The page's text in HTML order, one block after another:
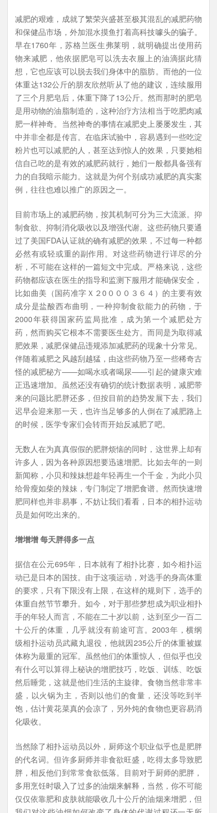
减肥的艰难，成就了繁荣兴盛甚至极其混乱的减肥药物
和保健品市场，外加混水摸鱼打着高科技噱头的骗子。
早在1760年，苏格兰医生弗莱明，就明确提出使用药
物来减肥，他依据肥皂可以洗去衣服上的油滴据此猜
想，它也应该可以脱去我们身体中的脂肪。而他的一位
体重达132公斤的朋友欣然听从了他的建议，连续服用
了三个月肥皂后，体重下降了13公斤。然而那时的肥皂
是用动物的油脂制造的，这种治疗方法相当于吃肥肉减
肥一样神奇。当然神奇的事情在减肥史上屡屡发生，其
中并非全都是传言。在临床试验中，容易遇到一些吃淀
粉片也可以减肥的人，甚至达到惊人的效果，只要她相
信自己吃的是有效的减肥药就行，她们一般都具备强有
力的自我暗示能力。这就是为何个别成功减肥的真实案
例，往往也难以推广的原因之一。
目前市场上的减肥药物，按其机制可分为三大流派。抑
制食欲、抑制消化吸收以及增强代谢。这些药物只要通
过了美国FDA认证就的确有减肥的效果，不过每一种都
必然有或轻或重的副作用。对这些药物进行详尽的分
析，不可能在这样的一篇短文中完成。严格来说，这些
药物都应该在医生的指导和监测下服用才能确保安全，
比如曲美（国药准字Ｘ２0０００３６４）的主要有效
成分是盐酸西布曲明，一种抑制食欲能力的药物，于
2000年获得国家药监局批准，成为第一个减肥处方
药，然而购买它根本不需要医生处方。而同是为取得减
肥效果，减肥保健品违规添加减肥药的现象十分常见。
伴随着减肥之风越刮越猛，由这些药物乃至一些稀奇古
怪的减肥秘方——如喝水或者喝尿——引起的健康灾难
正迅速增加。虽然还没有确切的统计数据表明，减肥带
来的问题比肥胖还多，但按目前的趋势发展下去，我们
迟早会迎来那一天，也许当足够多的人倒在了减肥路上
的时候，医学专家们会转而开始反减肥了吧。
无数人在为真真假假的肥胖烦恼的同时，这世界上却有
许多人，因为各种原因想要迅速增肥。比如去年的一则
新闻称，小贝和辣妹想趁年轻再生一个千金，为此小贝
给骨瘦如柴的辣妹，专门制定了增肥食谱。然而快速增
肥同样也并非易事，不妨让我们看看，日本的相扑运动
员是如何吃出来的。
增增增 每天胖得多一点
据信在公元695年，日本就有了相扑比赛，如今相扑运
动已是日本的国技。由于这项运动，对选手的身高体重
的要求，只有下限没有上限，在这样的规则下，选手的
体重自然节节攀升。如今，对于那些梦想成为职业相扑
手的年轻人而言，不能在二十岁以前，达到至少一百二
十公斤的体重，几乎就没有前途可言。2003年，横纲
级相扑运动员武藏丸退役，他就因235公斤的体重被媒
体称为最重的冠军。虽然他们的体重惊人，但似乎也没
有什么可以算得上秘诀的增肥技巧，吃饭、训练、吃饭
然后睡觉，这就是他们生活的主旋律。食物当然非常丰
盛，以火锅为主，否则以他们的食量，还没等吃到半
饱，估计黄花菜真的会凉了，另外炖的食物也更容易消
化吸收。
当然除了相扑运动员以外，厨师这个职业似乎也是肥胖
的代名词。但许多厨师并非食欲旺盛，吃得太多导致肥
胖，相反他们到常常食欲低落。目前对于厨师的肥胖，
多用烹饪时吸入了过多的油烟来解释，当然，你不可能
仅仅依靠肥和皮肤就能吸收几十公斤的油烟来增肥，但